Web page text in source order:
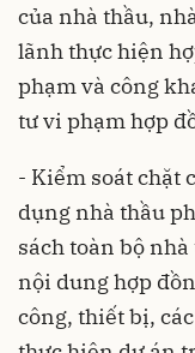
của nhà thầu,
lãnh thực hiện
phạm và công
tư vi phạm hợp
- Kiểm soát chặt
dụng nhà thầu
sách toàn bộ
nội dung hợp
công, thiết bị,